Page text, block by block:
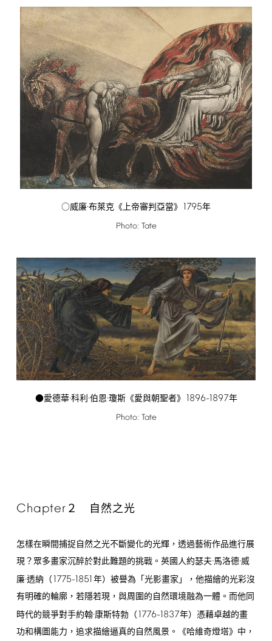
○威廉·布萊克《上帝審判亞當》 1795年
Photo: Tate
●愛德華·科利·伯恩·瓊斯《愛與朝聖者》 1896-1897年
Photo: Tate
Chapter ２ 自然之光
怎樣在瞬間捕捉自然之光不斷變化的光輝，透過藝術作品進行展
現？眾多畫家沉醉於對此難題的挑戰。英國人約瑟夫·馬洛德·威
廉·透納（ 1775-1851年）被譽為「光影畫家」，他描繪的光彩沒
有明確的輪廓，若隱若現，與周圍的自然環境融為一體。而他同
時代的競爭對手約翰·康斯特勃（ 1776-1837年）憑藉卓越的畫
功和構圖能力，追求描繪逼真的自然風景。《哈維奇燈塔》中，